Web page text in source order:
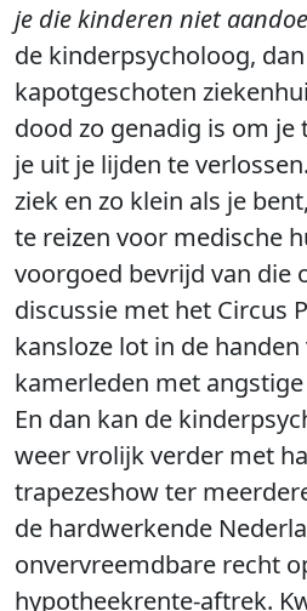
je die kinderen niet
de kinderpsycholoog,
kapotgeschoten
dood zo genadig is om je
je uit je lijden te
ziek en zo klein als je
te reizen voor medische
voorgoed bevrijd van die
discussie met het Circus
kansloze lot in de
kamerleden met
En dan kan de
weer vrolijk verder met
trapezeshow ter
de hardwerkende
onvervreemdbare recht
hypotheekrente-aftrek.